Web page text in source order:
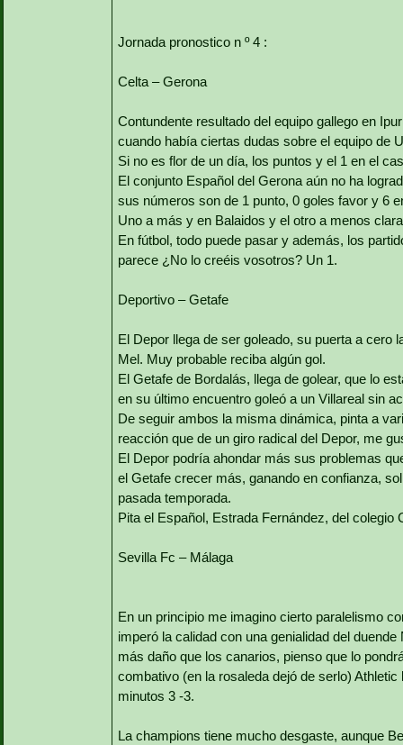
Jornada pronostico n º 4 :
Celta – Gerona
Contundente resultado del equipo gallego en
cuando había ciertas dudas sobre el equipo de
Si no es flor de un día, los puntos y el 1 en el
El conjunto Español del Gerona aún no ha
sus números son de 1 punto, 0 goles favor y 6
Uno a más y en Balaidos y el otro a menos
En fútbol, todo puede pasar y además, los
parece ¿No lo creéis vosotros? Un 1.
Deportivo – Getafe
El Depor llega de ser goleado, su puerta a cero
Mel. Muy probable reciba algún gol.
El Getafe de Bordalás, llega de golear, que lo
en su último encuentro goleó a un Villareal sin
De seguir ambos la misma dinámica, pinta a
reacción que de un giro radical del Depor, me
El Depor podría ahondar más sus problemas
el Getafe crecer más, ganando en confianza,
pasada temporada.
Pita el Español, Estrada Fernández, del colegio
Sevilla Fc – Málaga
En un principio me imagino cierto paralelismo
imperó la calidad con una genialidad del
más daño que los canarios, pienso que lo
combativo (en la rosaleda dejó de serlo)
minutos 3 -3.
La champions tiene mucho desgaste, aunque